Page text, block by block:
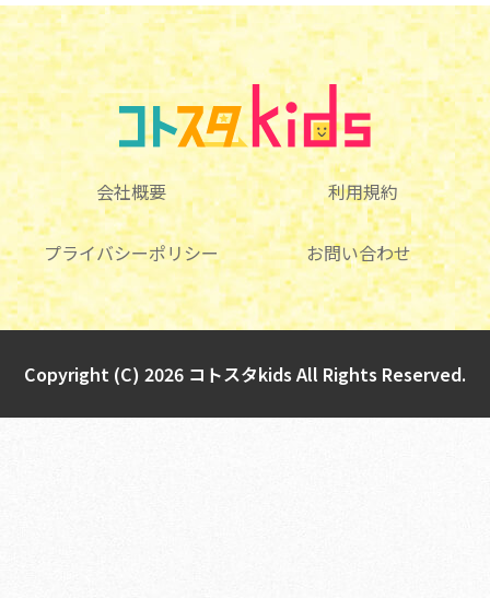
会社概要 利用規約
プライバシーポリシー お問い合わせ
Copyright (C) 2026 コトスタkids All Rights Reserved.